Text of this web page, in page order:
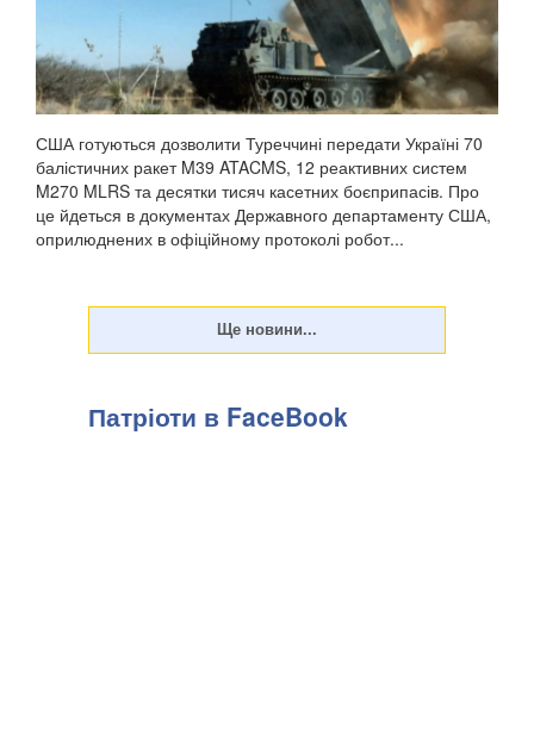
США готуються дозволити Туреччині передати Україні 70
балістичних ракет M39 ATACMS, 12 реактивних систем
M270 MLRS та десятки тисяч касетних боєприпасів. Про
це йдеться в документах Державного департаменту США,
оприлюднених в офіційному протоколі робот...
Патріоти в FaceBook